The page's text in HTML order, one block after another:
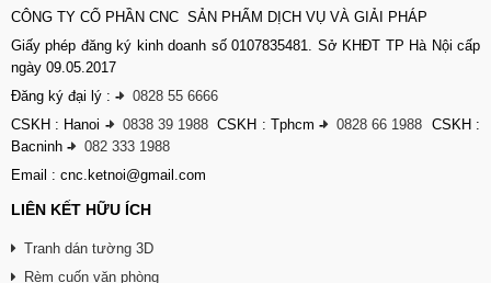
CÔNG TY CỔ PHẦN CNC SẢN PHẨM DỊCH VỤ VÀ GIẢI PHÁP
Giấy phép đăng ký kinh doanh số 0107835481. Sở KHĐT TP Hà Nội cấp
ngày 09.05.2017
Đăng ký đại lý : -
0828 55 6666
CSKH : Hanoi - 0838 39 1988 CSKH : Tphcm- 0828 66 1988 CSKH :
Bacninh -
082 333 1988
Email : cnc.ketnoi@gmail.com
LIÊN KẾT HỮU ÍCH
Tranh dán tường 3D
Rèm cuốn văn phòng